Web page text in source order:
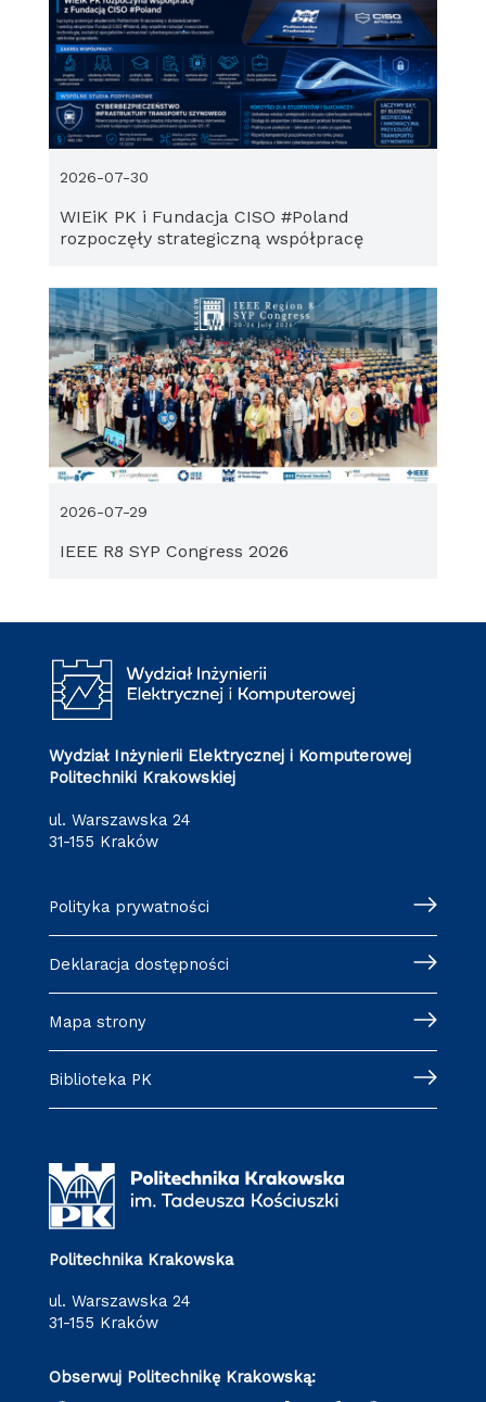
WIEiK PK i Fundacja CISO #Poland
rozpoczęły strategiczną współpracę
2026-07-30
IEEE R8 SYP Congress 2026
2026-07-29
Wydział Inżynierii Elektrycznej i Komputerowej
Politechniki Krakowskiej
ul. Warszawska 24
31-155 Kraków
Polityka prywatności
Deklaracja dostępności
Mapa strony
Biblioteka PK
Politechnika Krakowska
ul. Warszawska 24
31-155 Kraków
Obserwuj Politechnikę Krakowską: